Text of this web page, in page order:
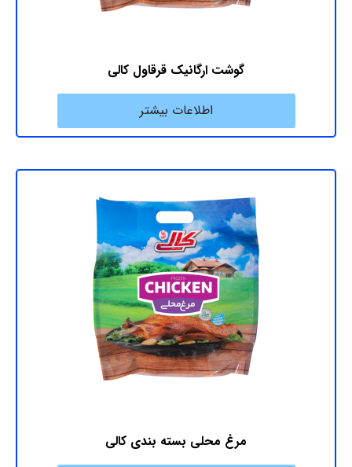
گوشت ارگانیک قرقاول کالی
اطلاعات بیشتر
مرغ محلی بسته ‎بندی کالی